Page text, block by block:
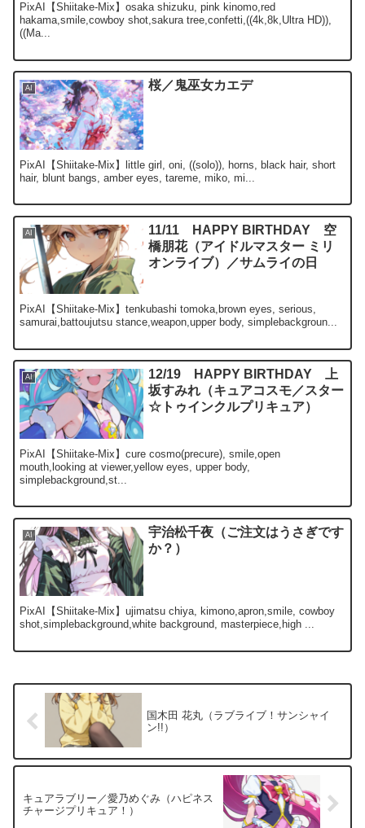
PixAI【Shiitake-Mix】osaka shizuku, pink kinomo,red
hakama,smile,cowboy shot,sakura tree,confetti,((4k,8k,Ultra HD)),
((Ma...
AI 桜／鬼巫女カエデ
PixAI【Shiitake-Mix】little girl, oni, ((solo)), horns, black hair, short
hair, blunt bangs, amber eyes, tareme, miko, mi...
AI
11/11 HAPPY BIRTHDAY 空
橋朋花（アイドルマスター ミリ
オンライブ）／サムライの日
PixAI【Shiitake-Mix】tenkubashi tomoka,brown eyes, serious,
samurai,battoujutsu stance,weapon,upper body, simplebackgroun...
AI
12/19 HAPPY BIRTHDAY 上
坂すみれ（キュアコスモ／スター
☆トゥインクルプリキュア）
PixAI【Shiitake-Mix】cure cosmo(precure), smile,open
mouth,looking at viewer,yellow eyes, upper body,
simplebackground,st...
AI
宇治松千夜（ご注文はうさぎです
か？）
PixAI【Shiitake-Mix】ujimatsu chiya, kimono,apron,smile, cowboy
shot,simplebackground,white background, masterpiece,high ...
国木田 花丸（ラブライブ！サンシャイ
ン!!）
キュアラブリー／愛乃めぐみ（ハピネス
チャージプリキュア！）